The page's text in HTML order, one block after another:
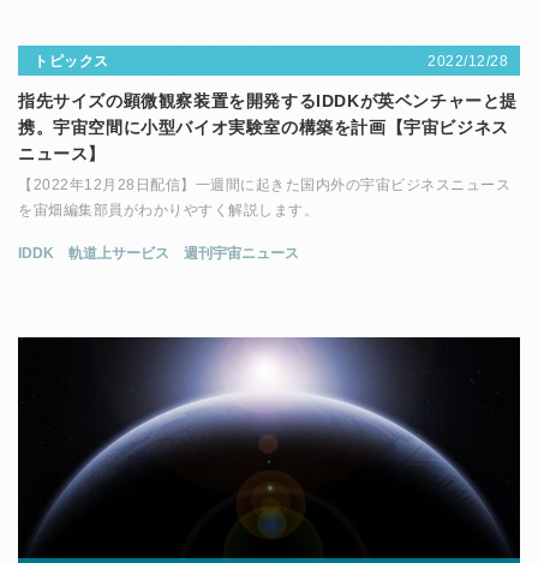
トピックス 2022/12/28
指先サイズの顕微観察装置を開発するIDDKが英ベンチャーと提
携。宇宙空間に小型バイオ実験室の構築を計画【宇宙ビジネス
ニュース】
【2022年12月28日配信】一週間に起きた国内外の宇宙ビジネスニュース
を宙畑編集部員がわかりやすく解説します。
IDDK 軌道上サービス 週刊宇宙ニュース